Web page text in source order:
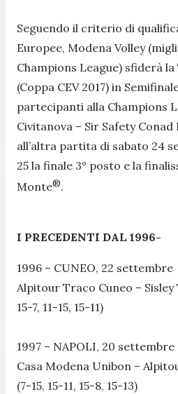
Seguendo il criterio di
Europee, Modena Volley
Champions League) sfiderà
(Coppa CEV 2017) in
partecipanti alla Champions
Civitanova – Sir Safety
all’altra partita di sabato 24
25 la finale 3° posto e la
Monte®.
I PRECEDENTI DAL 1996-
1996 – CUNEO, 22 settembre
Alpitour Traco Cuneo –
15-7, 11-15, 15-11)
1997 – NAPOLI, 20 settembre
Casa Modena Unibon –
(7-15, 15-11, 15-8, 15-13)